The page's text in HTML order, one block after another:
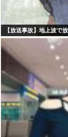
【放送事故】地上波で